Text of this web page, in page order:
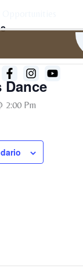
2:00 Pm